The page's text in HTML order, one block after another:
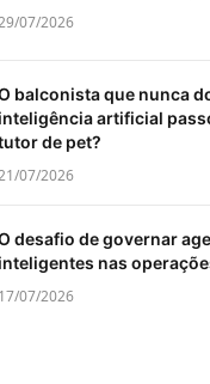
07/2026
balconista que nunca
inteligência artificial
de pet?
07/2026
desafio de governar
inteligentes nas
17/07/2026